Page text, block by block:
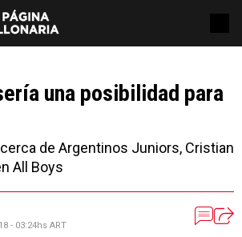
una posibilidad para
de Argentinos Juniors, Cristian
All Boys
- 03:24hs ART